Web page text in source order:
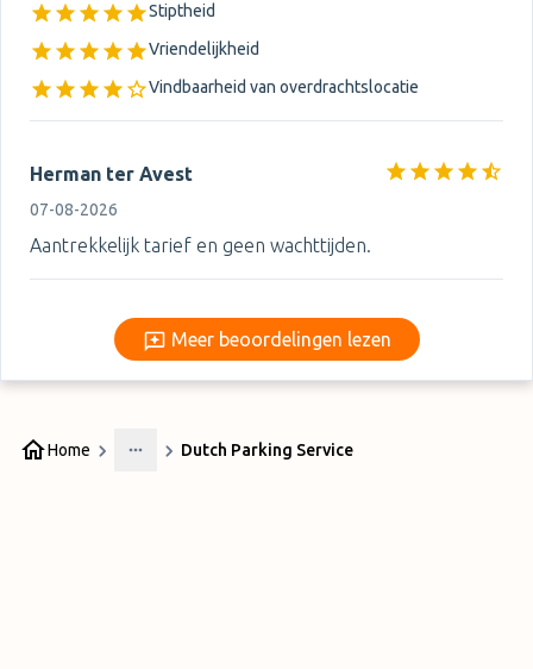
Stiptheid
Vriendelijkheid
Vindbaarheid van overdrachtslocatie
Herman ter Avest
07-08-2026
Aantrekkelijk tarief en geen wachttijden.
Meer beoordelingen lezen
Meer beoordelingen lezen
Home
More
Dutch Parking Service